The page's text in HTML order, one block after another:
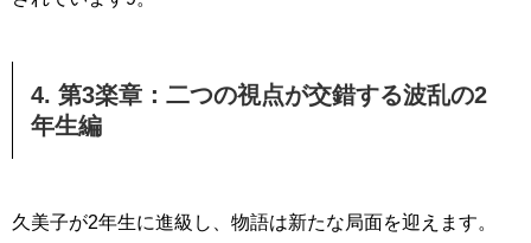
4. 第3楽章：二つの視点が交錯する波乱の2
年生編
久美子が2年生に進級し、物語は新たな局面を迎えます。